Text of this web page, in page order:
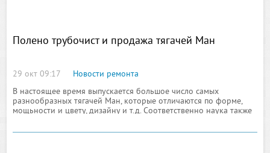
Полено трубочист и продажа тягачей Ман
29 окт 09:17
Новости ремонта
В настоящее время выпускается большое число самых
разнообразных тягачей Ман, которые отличаются по форме,
мощьности и цвету, дизайну и т.д. Соответственно наука также
облегчающие обслуживание автомобилей.